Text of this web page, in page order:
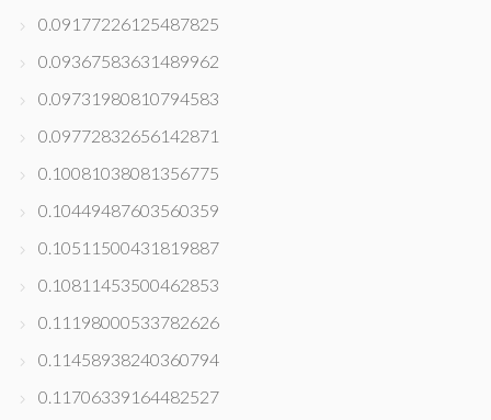
0.09177226125487825
0.09367583631489962
0.09731980810794583
0.09772832656142871
0.10081038081356775
0.10449487603560359
0.10511500431819887
0.10811453500462853
0.11198000533782626
0.11458938240360794
0.11706339164482527